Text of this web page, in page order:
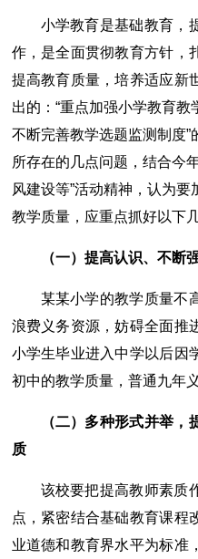
小学教育是基础教育，
作，是全面贯彻教育方针，
提高教育质量，培养适应新
出的：“重点加强小学教育
不断完善教学选题监测制度
所存在的几点问题，结合今
风建设等”活动精神，认为
教学质量，应重点抓好以下
（一）提高认识、不断
某某小学的教学质量不
浪费义务资源，妨碍全面推
小学生毕业进入中学以后因
初中的教学质量，普通九年
（二）多种形式并举
质
该校要把提高教师素质
点，紧密结合基础教育课程
业道德和教育界水平为标准